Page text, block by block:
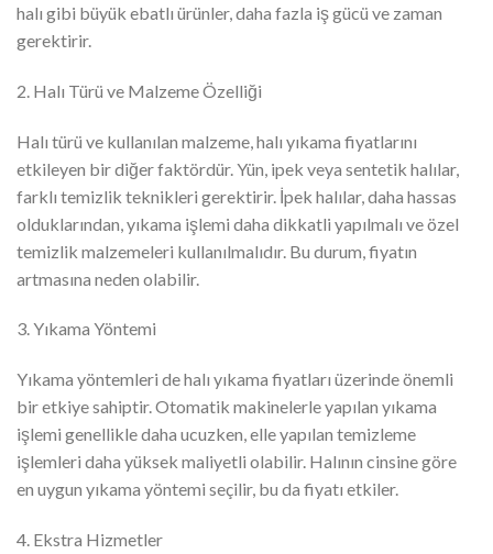
halı gibi büyük ebatlı ürünler, daha fazla iş gücü ve zaman
gerektirir.
2. Halı Türü ve Malzeme Özelliği
Halı türü ve kullanılan malzeme, halı yıkama fiyatlarını
etkileyen bir diğer faktördür. Yün, ipek veya sentetik halılar,
farklı temizlik teknikleri gerektirir. İpek halılar, daha hassas
olduklarından, yıkama işlemi daha dikkatli yapılmalı ve özel
temizlik malzemeleri kullanılmalıdır. Bu durum, fiyatın
artmasına neden olabilir.
3. Yıkama Yöntemi
Yıkama yöntemleri de halı yıkama fiyatları üzerinde önemli
bir etkiye sahiptir. Otomatik makinelerle yapılan yıkama
işlemi genellikle daha ucuzken, elle yapılan temizleme
işlemleri daha yüksek maliyetli olabilir. Halının cinsine göre
en uygun yıkama yöntemi seçilir, bu da fiyatı etkiler.
4. Ekstra Hizmetler